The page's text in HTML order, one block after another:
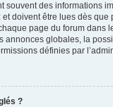
souvent des informations
doivent être lues dès que
page du forum dans
annonces globales, la
définies par
?